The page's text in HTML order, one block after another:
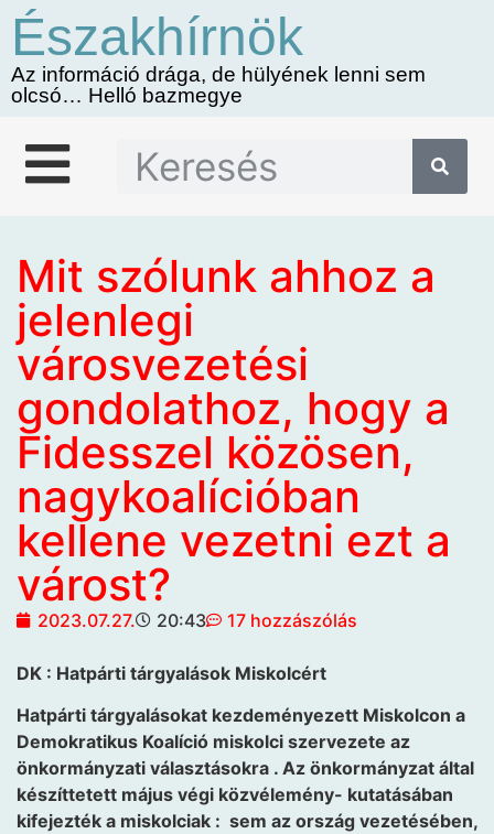
Északhírnök
Az információ drága, de hülyének lenni sem
olcsó… Helló bazmegye
Mit szólunk ahhoz a
jelenlegi
városvezetési
gondolathoz, hogy a
Fidesszel közösen,
nagykoalícióban
kellene vezetni ezt a
várost?
2023.07.27. 20:43 17 hozzászólás
DK : Hatpárti tárgyalások Miskolcért
Hatpárti tárgyalásokat kezdeményezett Miskolcon a
Demokratikus Koalíció miskolci szervezete az
önkormányzati választásokra . Az önkormányzat által
készíttetett május végi közvélemény- kutatásában
kifejezték a miskolciak : sem az ország vezetésében,